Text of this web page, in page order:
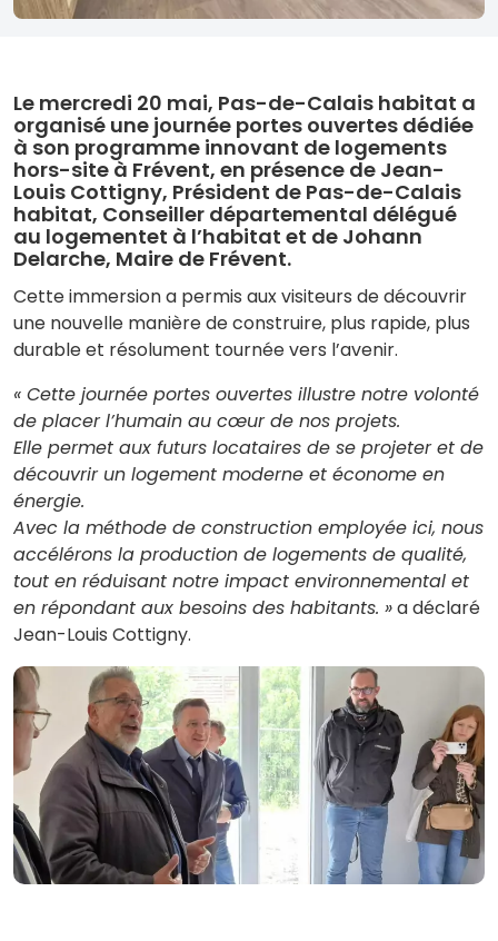
Le mercredi 20 mai, Pas-de-Calais habitat a
organisé une journée portes ouvertes dédiée
à son programme innovant de logements
hors-site à Frévent, en présence de Jean-
Louis Cottigny, Président de Pas-de-Calais
habitat, Conseiller départemental délégué
au logementet à l’habitat et de Johann
Delarche, Maire de Frévent.
Cette immersion a permis aux visiteurs de découvrir
une nouvelle manière de construire, plus rapide, plus
durable et résolument tournée vers l’avenir.
« Cette journée portes ouvertes illustre notre volonté
de placer l’humain au cœur de nos projets.
Elle permet aux futurs locataires de se projeter et de
découvrir un logement moderne et économe en
énergie.
Avec la méthode de construction employée ici, nous
accélérons la production de logements de qualité,
tout en réduisant notre impact environnemental et
en répondant aux besoins des habitants. »a déclaré
Jean-Louis Cottigny.